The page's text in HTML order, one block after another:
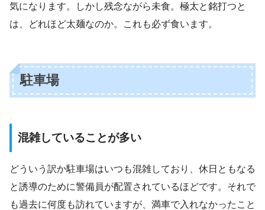
気になります。しかし残念ながら未食。極太と銘打つと
は、どれほど太麺なのか。これも必ず食います。
駐車場
混雑していることが多い
どういう訳か駐車場はいつも混雑しており、休日ともなる
と誘導のために警備員が配置されているほどです。それで
も過去に何度も訪れていますが、満車で入れなかったこと